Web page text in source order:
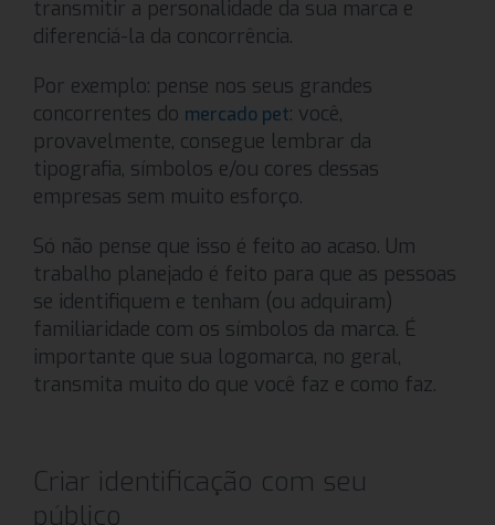
transmitir a personalidade da sua marca e
diferenciá-la da concorrência.
Por exemplo: pense nos seus grandes
concorrentes do mercado pet: você,
provavelmente, consegue lembrar da
tipografia, símbolos e/ou cores dessas
empresas sem muito esforço.
Só não pense que isso é feito ao acaso. Um
trabalho planejado é feito para que as pessoas
se identifiquem e tenham (ou adquiram)
familiaridade com os símbolos da marca. É
importante que sua logomarca, no geral,
transmita muito do que você faz e como faz.
Criar identificação com seu
público